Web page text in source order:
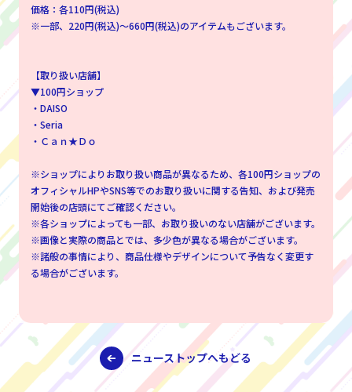
価格：各110円(税込)
※一部、220円(税込)～660円(税込)のアイテムもございます。
【取り扱い店舗】
▼100円ショップ
・DAISO
・Seria
・Ｃａｎ★Ｄｏ
※ショップによりお取り扱い商品が異なるため、各100円ショップの
オフィシャルHPやSNS等でのお取り扱いに関する告知、および発売
開始後の店頭にてご確認ください。
※各ショップによっても一部、お取り扱いのない店舗がございます。
※画像と実際の商品とでは、多少色が異なる場合がございます。
※諸般の事情により、商品仕様やデザインについて予告なく変更す
る場合がございます。
ニューストップへもどる